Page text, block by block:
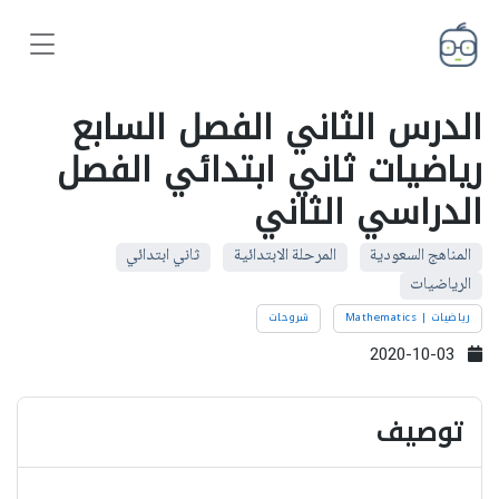
الدرس الثاني الفصل السابع
رياضيات ثاني ابتدائي الفصل
الدراسي الثاني
المناهج السعودية المرحلة الابتدائية
ثاني ابتدائي
الرياضيات
رياضيات | Mathematics شروحات
توصيف